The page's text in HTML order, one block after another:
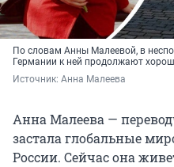
По словам Анны Малеевой, в
Германии к ней продолжают
Источник: Анна Малеева
Анна Малеева —
застала глобальные
России. Сейчас она